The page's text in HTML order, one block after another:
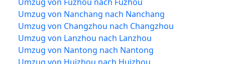
Umzug von Nanchang nach Nanchang
Umzug von Changzhou nach Changzhou
Umzug von Lanzhou nach Lanzhou
Umzug von Nantong nach Nantong